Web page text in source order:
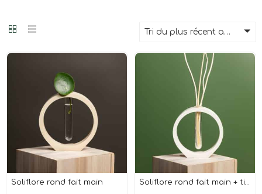
Tri du plus récent au plus ancien
Soliflore rond fait main Soliflore rond fait main + tiges courbées en bois de saule